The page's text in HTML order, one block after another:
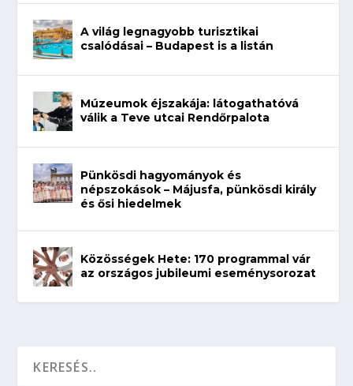
A világ legnagyobb turisztikai
csalódásai – Budapest is a listán
Múzeumok éjszakája: látogathatóvá
válik a Teve utcai Rendőrpalota
Pünkösdi hagyományok és
népszokások – Májusfa, pünkösdi király
és ősi hiedelmek
Közösségek Hete: 170 programmal vár
az országos jubileumi eseménysorozat